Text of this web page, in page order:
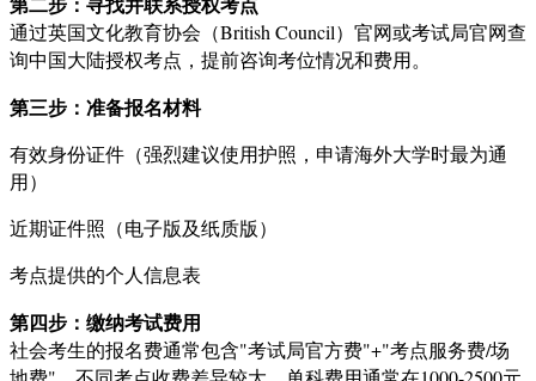
通过英国文化教育协会（British Council）官网或考试局官网查
询中国大陆授权考点，提前咨询考位情况和费用。
第三步：准备报名材料
有效身份证件（强烈建议使用护照，申请海外大学时最为通
用）
近期证件照（电子版及纸质版）
考点提供的个人信息表
第四步：缴纳考试费用
社会考生的报名费通常包含"考试局官方费"+"考点服务费/场